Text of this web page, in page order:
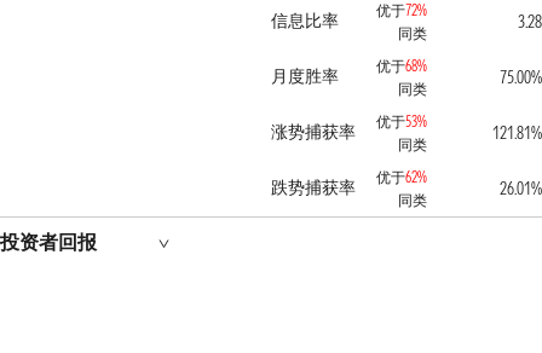
信息比率 优于72%
同类
3.28
月度胜率 优于68%
同类
75.00%
涨势捕获率 优于53%
同类
121.81%
跌势捕获率 优于62%
同类
26.01%
投资者回报